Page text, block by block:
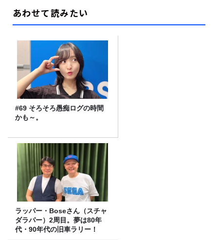
あわせて読みたい
#69 そろそろ愚痴ログの時間
かも～。
ラッパー・Boseさん（スチャ
ダラパー）2周目。夢は80年
代・90年代の旧車ラリー！